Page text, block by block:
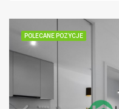
POLECANE POZYCJE